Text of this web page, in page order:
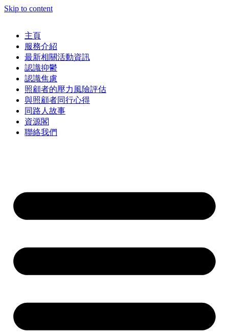
Skip to content
主頁
服務介紹
最新相關活動資訊
認識抑鬱
認識焦慮
照顧者的壓力風險評估
與照顧者同行心得
同路人故事
資源閣
聯絡我們